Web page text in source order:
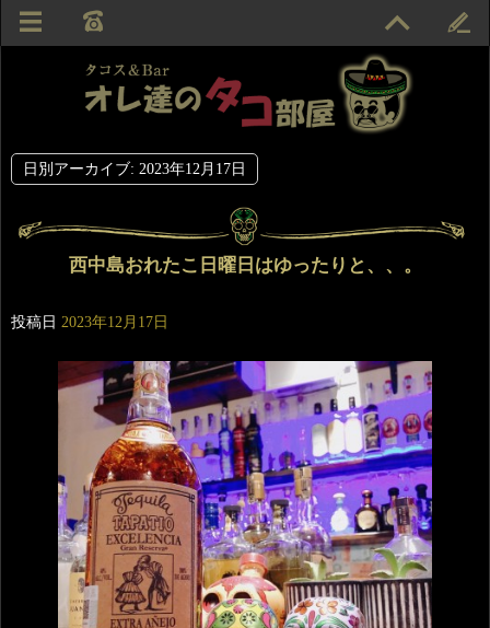
日別アーカイブ: 2023年12月17日
西中島おれたこ日曜日はゆったりと、、。
投稿日 2023年12月17日